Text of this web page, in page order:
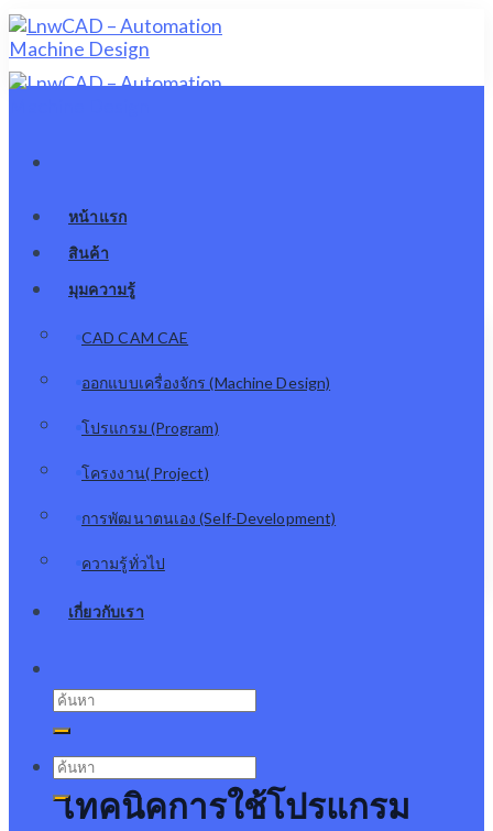
Skip
to
content
หน้าแรก
สินค้า
มุมความรู้
CAD CAM CAE
ออกแบบเครื่องจักร (Machine Design)
โปรแกรม (Program)
โครงงาน( Project)
การพัฒนาตนเอง (Self-Development)
ความรู้ทั่วไป
เกี่ยวกับเรา
Search
for:
Search
เทคนิคการใช้โปรแกรม